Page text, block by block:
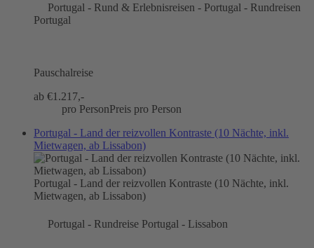
Portugal - Rund & Erlebnisreisen - Portugal - Rundreisen
Portugal
Pauschalreise
ab €1.217,-
pro PersonPreis pro Person
Portugal - Land der reizvollen Kontraste (10 Nächte, inkl.
Mietwagen, ab Lissabon)
Portugal - Land der reizvollen Kontraste (10 Nächte, inkl.
Mietwagen, ab Lissabon)
Portugal - Rundreise Portugal - Lissabon